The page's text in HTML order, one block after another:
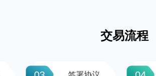
交易流程